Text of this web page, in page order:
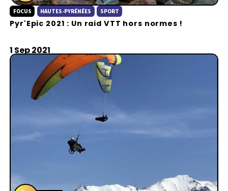
l
a
FOCUS HAUTES-PYRÉNÉES SPORT
Pyr'Epic 2021 : Un raid VTT hors normes !
1 Sep 2021